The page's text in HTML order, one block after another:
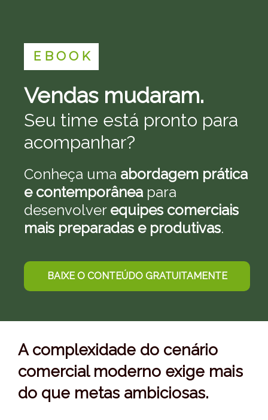
E B O O K
Vendas mudaram.
Seu time está pronto para
acompanhar?
Conheça uma abordagem prática
e contemporânea para
desenvolver equipes comerciais
mais preparadas e produtivas.
BAIXE O CONTEÚDO GRATUITAMENTE
A complexidade do cenário
comercial moderno exige mais
do que metas ambiciosas.